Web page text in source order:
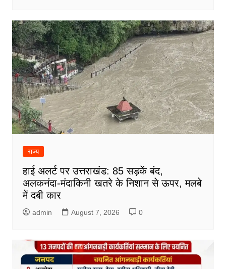
राज्य
हाई अलर्ट पर उत्तराखंड: 85 सड़कें बंद,
अलकनंदा-मंदाकिनी खतरे के निशान से ऊपर, मलबे
में दबी कार
admin August 7, 2026 0